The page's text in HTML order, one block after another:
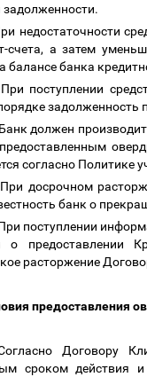
недостаточности
счета, а затем
балансе банка
поступлении
задолженность
должен
согласно Политике
досрочном
банк о
поступлении
о предоставлении
расторжение
предоставления
Договору
сроком действия